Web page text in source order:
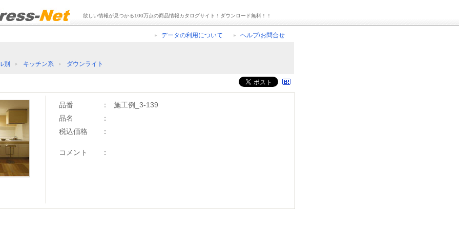
欲しい情報が見つかる100万点の商品情報カタログサイト！ダウンロード無料！！
データの利用について ヘルプ/お問合せ
別 キッチン系 ダウンライト
品番 ：
施工例_3-139
品名
：
税込価格
：
コメント ：